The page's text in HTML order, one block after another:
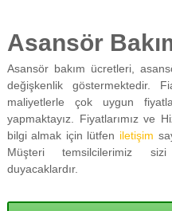
Asansör
Asansör bakım ücretleri,
değişkenlik göstermektedir.
maliyetlerle çok uygun
yapmaktayız. Fiyatlarımız ve
bilgi almak için lütfen iletişim
Müşteri temsilcilerimiz sizi
duyacaklardır.